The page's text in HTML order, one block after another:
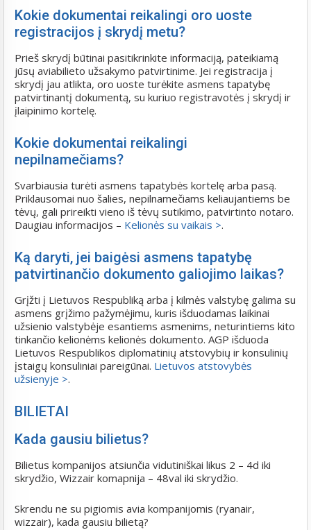
Kokie dokumentai reikalingi oro uoste
registracijos į skrydį metu?
Prieš skrydį būtinai pasitikrinkite informaciją, pateikiamą
jūsų aviabilieto užsakymo patvirtinime. Jei registracija į
skrydį jau atlikta, oro uoste turėkite asmens tapatybę
patvirtinantį dokumentą, su kuriuo registravotės į skrydį ir
įlaipinimo kortelę.
Kokie dokumentai reikalingi
nepilnamečiams?
Svarbiausia turėti asmens tapatybės kortelę arba pasą.
Priklausomai nuo šalies, nepilnamečiams keliaujantiems be
tėvų, gali prireikti vieno iš tėvų sutikimo, patvirtinto notaro.
Daugiau informacijos – Kelionės su vaikais >.
Ką daryti, jei baigėsi asmens tapatybę
patvirtinančio dokumento galiojimo laikas?
Grįžti į Lietuvos Respubliką arba į kilmės valstybę galima su
asmens grįžimo pažymėjimu, kuris išduodamas laikinai
užsienio valstybėje esantiems asmenims, neturintiems kito
tinkančio kelionėms kelionės dokumento. AGP išduoda
Lietuvos Respublikos diplomatinių atstovybių ir konsulinių
įstaigų konsuliniai pareigūnai. Lietuvos atstovybės
užsienyje >.
BILIETAI
Kada gausiu bilietus?
Bilietus kompanijos atsiunčia vidutiniškai likus 2 – 4d iki
skrydžio, Wizzair komapnija – 48val iki skrydžio.
Skrendu ne su pigiomis avia kompanijomis (ryanair,
wizzair), kada gausiu bilietą?